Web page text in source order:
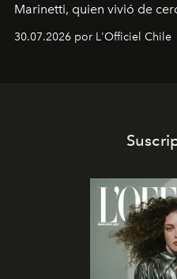
Marinetti, quien vivió de
30.07.2026 por L'Officiel Chile